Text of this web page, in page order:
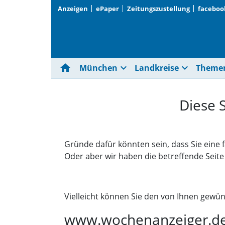
Anzeigen ePaper Zeitungszustellung
home München expand_more Landkreise expand_more
Diese
Gründe dafür könnten sein, dass Sie
Oder aber wir haben die betreffende
Vielleicht können Sie den von Ihnen